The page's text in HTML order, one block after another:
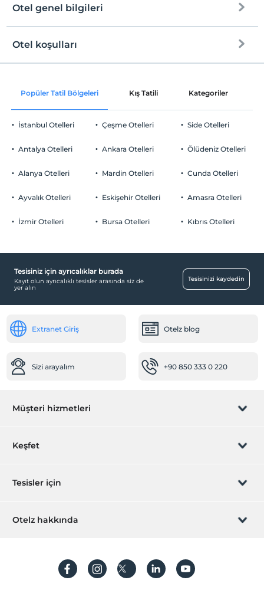
Plaja 25 metre mesafededir
Kum plaj
Kıyıda sığ deniz
Şezlong & Şemsiye
Otel genel bilgileri
Ortak alanlar ve tüm odalar
Deniz manzarası
Bahçe
Sigara içilmeyen odalar
Temizlik Hizmetleri
Isıtma
Yiyecek & İçecek
Lobby Bar
Snack Bar
Otel koşulları
Check/in
Check/out
En geç saat 11:00 ve öncesi
Evcil Hayvan
2 yaşına kadar olan bebekler ücretsizdir.
Popüler Tatil Bölgeleri Kış Tatili Kategoriler
İstanbul Otelleri
Antalya Otelleri
Alanya Otelleri
Ayvalık Otelleri
İzmir Otelleri
Çeşme Otelleri
Ankara Otelleri
Mardin Otelleri
Eskişehir Otelleri
Bursa Otelleri
Side Otelleri
Ölüdeniz Otelleri
Cunda Otelleri
Amasra Otelleri
Kıbrıs Otelleri
Tesisiniz için ayrıcalıklar burada
Kayıt olun ayrıcalıklı tesisler arasında siz de
yer alın
Tesisinizi kaydedin
Extranet Giriş Otelz blog
Sizi arayalım +90 850 333 0 220
Müşteri hizmetleri
Rezervasyon yönet
Sıkça sorulan sorular
Keşfet
Hediye Kart
Hesap oluştur
Tesisler için
Hemen tesisinizi ekleyin
Otelz hakkında